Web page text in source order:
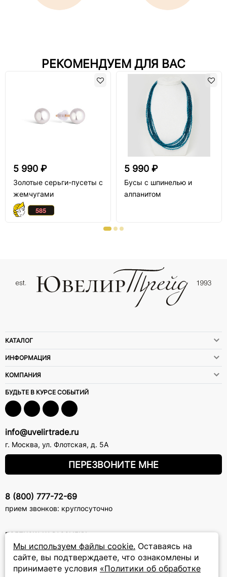
РЕКОМЕНДУЕМ ДЛЯ ВАС
5 990 ₽
Золотые серьги-пусеты с
жемчугами
5 990 ₽
Бусы с шпинелью и
алпанитом
Мы используем файлы cookie. Оставаясь на
сайте, вы подтверждаете, что ознакомлены и
принимаете условия «Политики об обработке
КАТАЛОГ
ИНФОРМАЦИЯ
КОМПАНИЯ
БУДЬТЕ В КУРСЕ СОБЫТИЙ
info@uvelirtrade.ru
г. Москва, ул. Флотская, д. 5А
ПЕРЕЗВОНИТЕ МНЕ
8 (800) 777-72-69
прием звонков: круглосуточно
ПОДПИСКА НА РАССЫЛКУ